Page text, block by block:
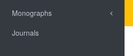
Monographs
Journals